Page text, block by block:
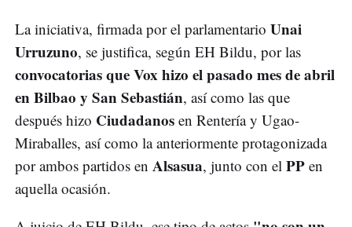
La iniciativa, firmada por el parlamentario Unai
Urruzuno, se justifica, según EH Bildu, por las
convocatorias que Vox hizo el pasado mes de abril
en Bilbao y San Sebastián, así como las que
después hizo Ciudadanos en Rentería y Ugao-
Miraballes, así como la anteriormente protagonizada
por ambos partidos en Alsasua, junto con el PP en
aquella ocasión.